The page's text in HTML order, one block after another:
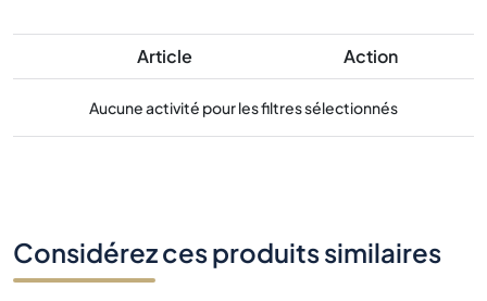
Article Action
Aucune activité pour les filtres sélectionnés
Considérez ces produits similaires